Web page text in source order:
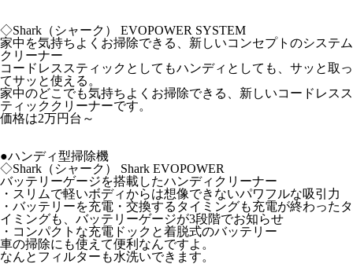
◇Shark（シャーク） EVOPOWER SYSTEM
家中を気持ちよくお掃除できる、新しいコンセプトのシステム
クリーナー
コードレススティックとしてもハンディとしても、サッと取っ
てサッと使える。
家中のどこでも気持ちよくお掃除できる、新しいコードレスス
ティッククリーナーです。
価格は2万円台～
●ハンディ型掃除機
◇Shark（シャーク） Shark EVOPOWER
バッテリーゲージを搭載したハンディクリーナー
・スリムで軽いボディからは想像できないパワフルな吸引力
・バッテリーを充電・交換するタイミングも充電が終わったタ
イミングも、バッテリーゲージが3段階でお知らせ
・コンパクトな充電ドックと着脱式のバッテリー
車の掃除にも使えて便利なんですよ。
なんとフィルターも水洗いできます。